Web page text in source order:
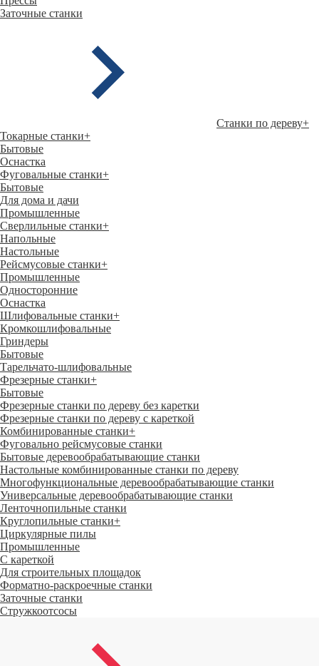
Заточные станки
Станки по дереву+
Токарные станки+
Бытовые
Оснастка
Фуговальные станки+
Бытовые
Для дома и дачи
Промышленные
Сверлильные станки+
Напольные
Настольные
Рейсмусовые станки+
Промышленные
Односторонние
Оснастка
Шлифовальные станки+
Кромкошлифовальные
Гриндеры
Бытовые
Тарельчато-шлифовальные
Фрезерные станки+
Бытовые
Фрезерные станки по дереву без каретки
Фрезерные станки по дереву с кареткой
Комбинированные станки+
Фуговально рейсмусовые станки
Бытовые деревообрабатывающие станки
Настольные комбинированные станки по дереву
Многофункциональные деревообрабатывающие станки
Универсальные деревообрабатывающие станки
Ленточнопильные станки
Круглопильные станки+
Циркулярные пилы
Промышленные
С кареткой
Для строительных площадок
Форматно-раскроечные станки
Заточные станки
Стружкоотсосы